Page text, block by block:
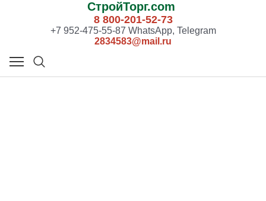
СтройТорг.com
8 800-201-52-73
+7 952-475-55-87 WhatsApp, Telegram
2834583@mail.ru